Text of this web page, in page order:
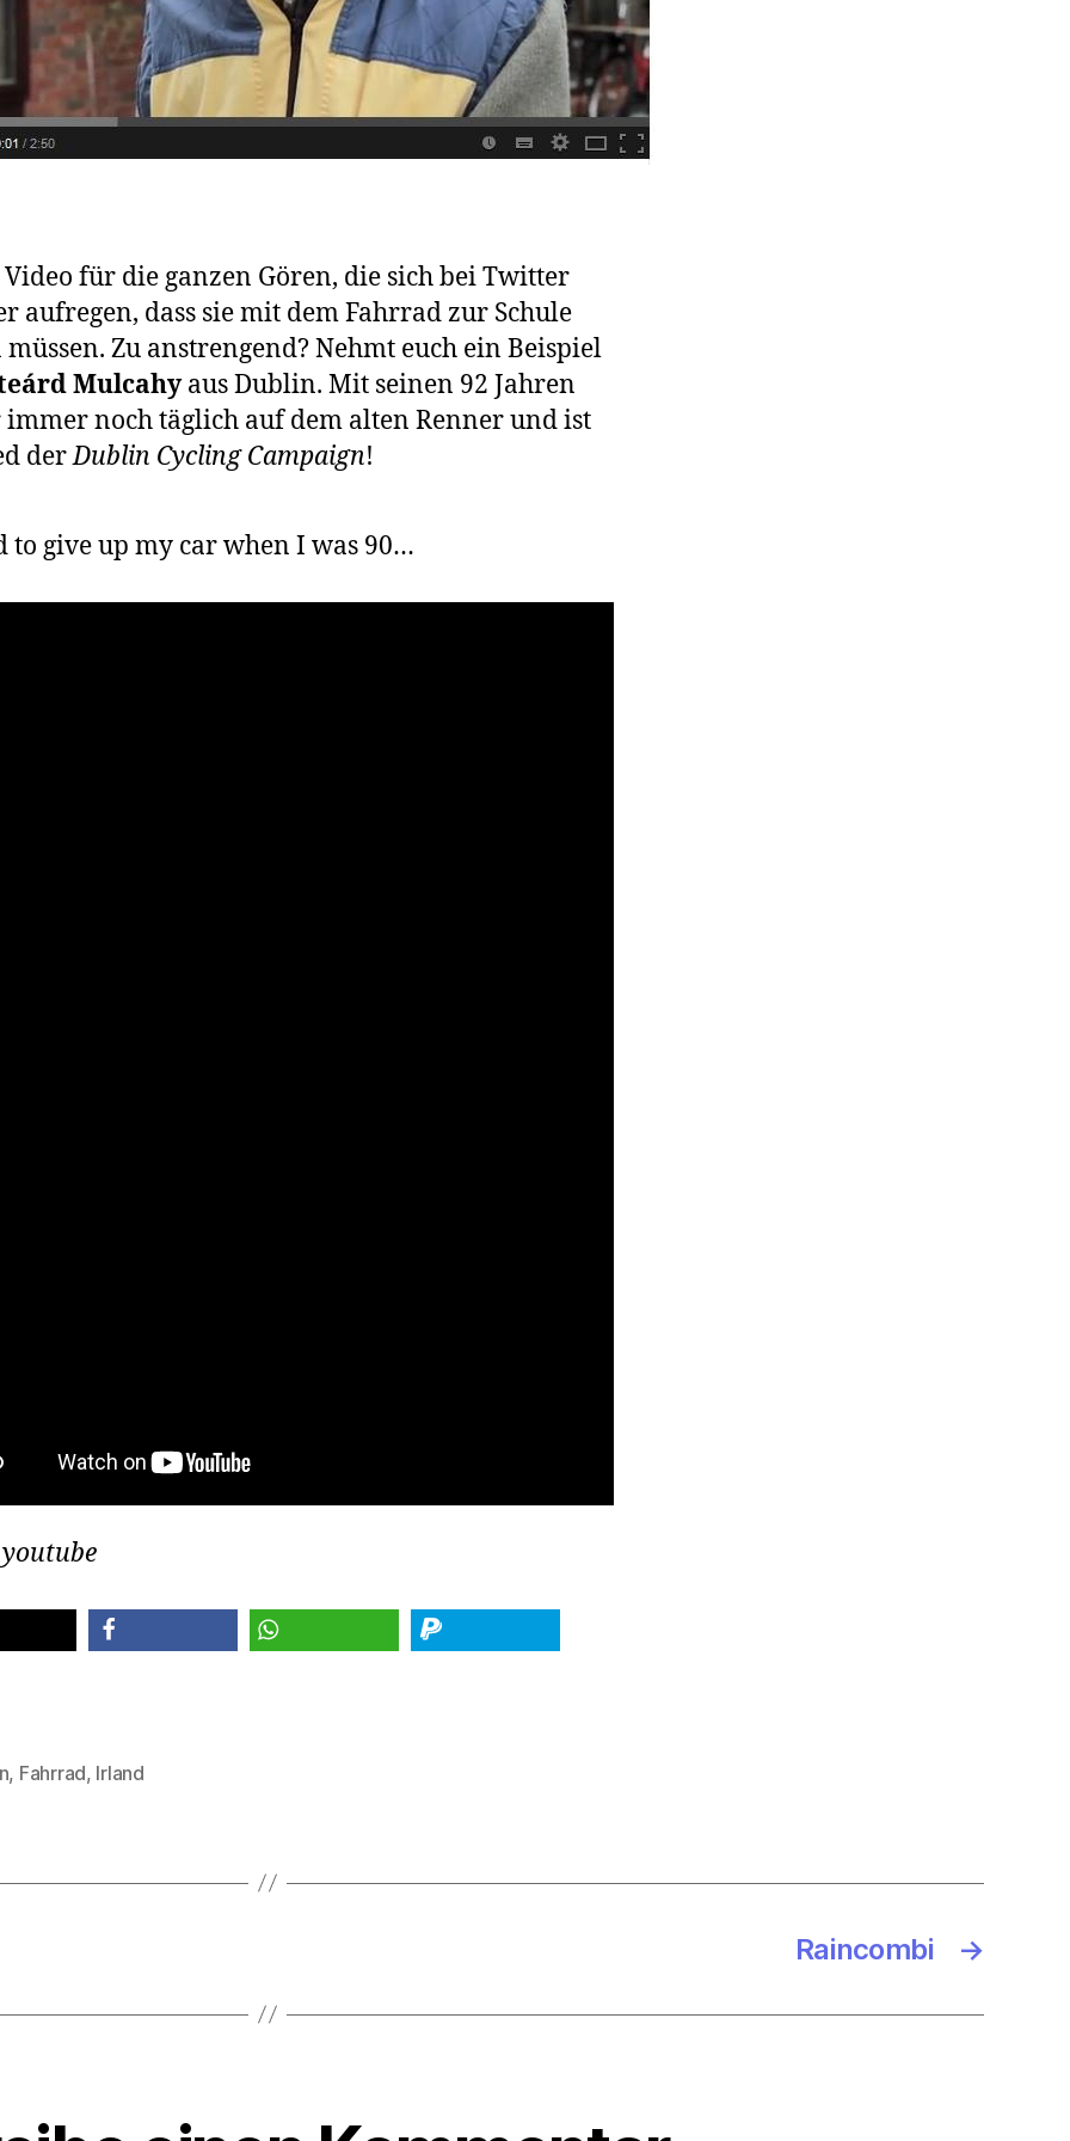
Video für die ganzen Gören, die sich bei Twitter
aufregen, dass sie mit dem Fahrrad zur Schule
Zu anstrengend? Nehmt euch ein Beispiel
Mulcahyaus Dublin. Mit seinen 92 Jahren
immer noch täglich auf dem alten Renner und ist
derDublin Cycling Campaign!
to give up my car when I was 90…
youtube
, Fahrrad, Irland
→
Raincombi